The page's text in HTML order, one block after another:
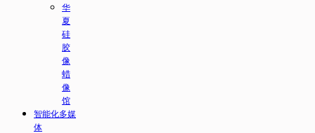
华
夏
硅
胶
像
蜡
像
馆
智能化多媒
体